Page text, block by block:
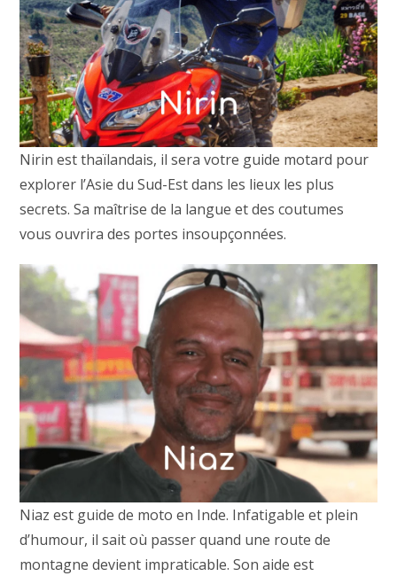
Nirin est thaïlandais, il sera votre guide motard pour
explorer l’Asie du Sud-Est dans les lieux les plus
secrets. Sa maîtrise de la langue et des coutumes
vous ouvrira des portes insoupçonnées.
Niaz est guide de moto en Inde. Infatigable et plein
d’humour, il sait où passer quand une route de
montagne devient impraticable. Son aide est